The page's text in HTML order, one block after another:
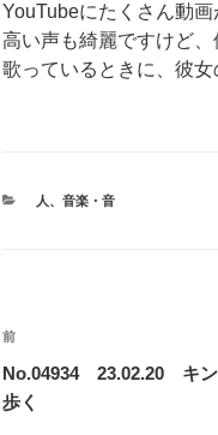
YouTubeにたくさん動画
高い声も綺麗ですけど、
歌っているときに、彼女
カ
人 、 音楽・音
投
稿
ナ
前
の
投
前
No.04934 23.02.20 キン
歩く